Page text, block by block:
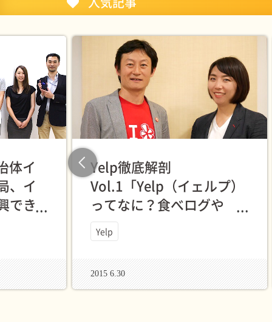
Previous
体イ
、イ
でき
Yelp徹底解剖
Vol.1「Yelp（イェルプ）
ってなに？食べログや
Rettyとなにが違うんです
か？」中の人に聞いてき
Yelp
2015 6.30